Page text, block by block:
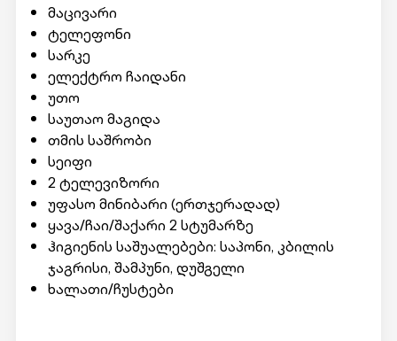
მაცივარი
ტელეფონი
სარკე
ელექტრო ჩაიდანი
უთო
საუთაო მაგიდა
თმის საშრობი
სეიფი
2 ტელევიზორი
უფასო მინიბარი (ერთჯერადად)
ყავა/ჩაი/შაქარი 2 სტუმარზე
ჰიგიენის საშუალებები: საპონი, კბილის
ჯაგრისი, შამპუნი, დუშგელი
ხალათი/ჩუსტები